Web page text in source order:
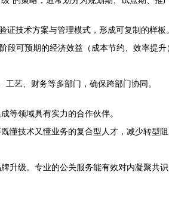
证技术方案与管理模式，形成可复制的样板。
段可预期的经济效益（成本节约、效率提
工艺、财务等多部门，确保跨部门协同。
等领域具有实力的合作伙伴。
懂技术又懂业务的复合型人才，减少转型阻
升级。专业的公关服务能有效对内凝聚共识